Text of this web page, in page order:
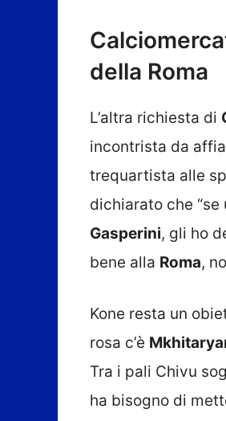
della Roma
L’altra richiesta di
incontrista da
trequartista alle
dichiarato che
Gasperini, gli ho
bene alla Roma,
Kone resta un
rosa c’è
Tra i pali Chivu
ha bisogno di